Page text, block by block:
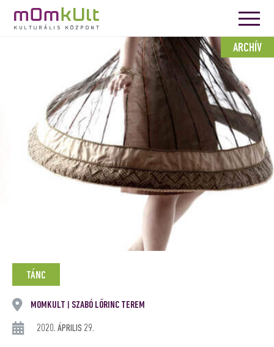
ARCHÍV
TÁNC
MOMKULT SZABÓ LŐRINC TEREM
2020. ÁPRILIS 29.